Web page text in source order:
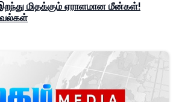
மிதக்கும் ஏராளமான மீன்கள்!